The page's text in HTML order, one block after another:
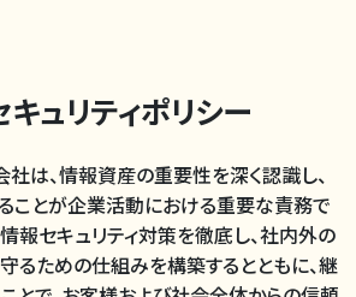
ュリティポリシー
社は、情報資産の重要性を深く認識し、
ことが企業活動における重要な責務で
報セキュリティ対策を徹底し、社内外の
るための仕組みを構築するとともに、継